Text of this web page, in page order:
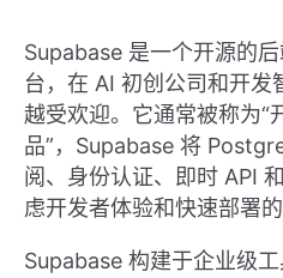
Supabase 是一个开源的
台，在 AI 初创公司和开发
越受欢迎。它通常被称为“
品”，Supabase 将
阅、身份认证、即时 API
虑开发者体验和快速部署的
Supabase 构建于企业级